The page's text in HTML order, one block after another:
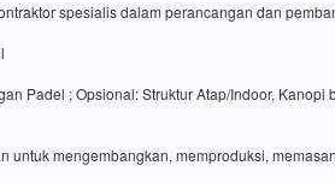
spesialis dalam perancangan dan
Padel ; Opsional: Struktur Atap/Indoor, Kanopi
mengembangkan, memproduksi,